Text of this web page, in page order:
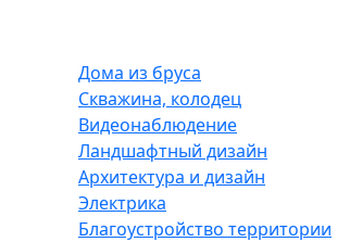
Дома из бруса
Скважина, колодец
Видеонаблюдение
Ландшафтный дизайн
Архитектура и дизайн
Электрика
Благоустройство территории